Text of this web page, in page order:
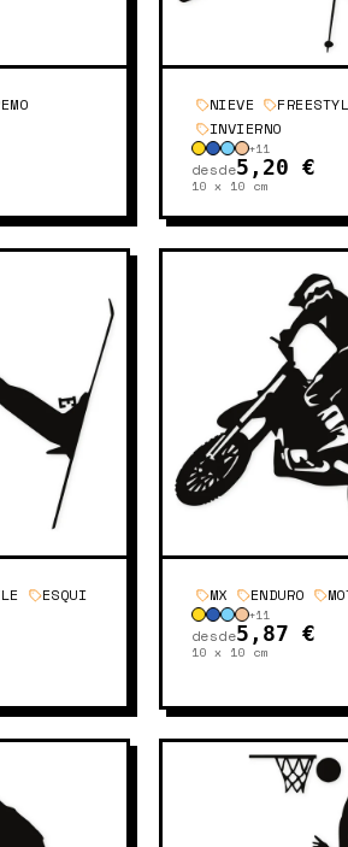
NIEVE
INVIERNO
+11
desde5,20 €
10 x 10 cm
ESQUI MX ENDURO
+11
desde5,87 €
10 x 10 cm